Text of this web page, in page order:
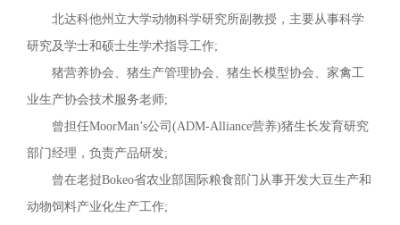
北达科他州立大学动物科学研究所副教授，主要从事科学
研究及学士和硕士生学术指导工作;
猪营养协会、猪生产管理协会、猪生长模型协会、家禽工
业生产协会技术服务老师;
曾担任MoorMan’s公司(ADM-Alliance营养)猪生长发育研究
部门经理，负责产品研发;
曾在老挝Bokeo省农业部国际粮食部门从事开发大豆生产和
动物饲料产业化生产工作;